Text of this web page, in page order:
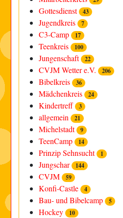
Gottesdienst 43
Jugendkreis 7
C3-Camp 17
Teenkreis 100
Jungenschaft 22
CVJM Wetter e.V. 206
Bibelkreis 36
Mädchenkreis 24
Kindertreff 3
allgemein 21
Michelstadt 9
TeenCamp 14
Prinzip Sehnsucht 1
Jungschar 144
CVJM 59
Konfi-Castle 4
Bau- und Bibelcamp 5
Hockey 10